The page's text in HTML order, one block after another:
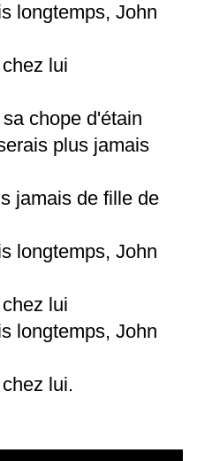
longtemps, John
lui
chope d'étain
plus jamais
jamais de fille de
longtemps, John
lui
longtemps, John
lui.